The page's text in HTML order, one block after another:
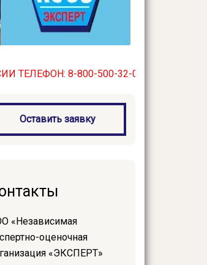
8-800-500-32-03. БЕСПЛАТНЫЙ
Оставить заявку
«Независимая
оценочная
«ЭКСПЕРТ»